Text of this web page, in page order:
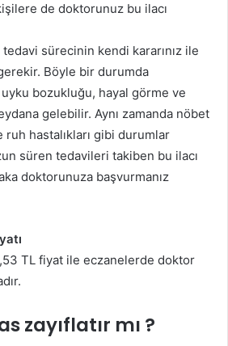
de doktorunuz bu ilacı
sürecinin kendi kararınız ile
Böyle bir durumda
bozukluğu, hayal görme ve
gelebilir. Aynı zamanda nöbet
ruh hastalıkları gibi durumlar
süren tedavileri takiben bu ilacı
doktorunuza başvurmanız
TL fiyat ile eczanelerde doktor
zayıflatır mı ?